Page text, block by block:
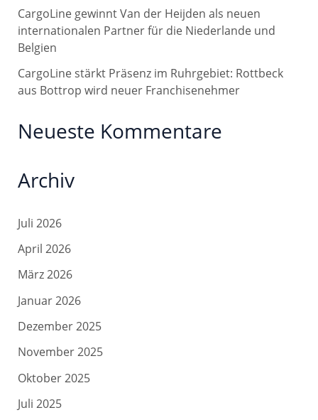
h
:
CargoLine gewinnt Van der Heijden als neuen
internationalen Partner für die Niederlande und
Belgien
CargoLine stärkt Präsenz im Ruhrgebiet: Rottbeck
aus Bottrop wird neuer Franchisenehmer
Neueste Kommentare
Archiv
Juli 2026
April 2026
März 2026
Januar 2026
Dezember 2025
November 2025
Oktober 2025
Juli 2025